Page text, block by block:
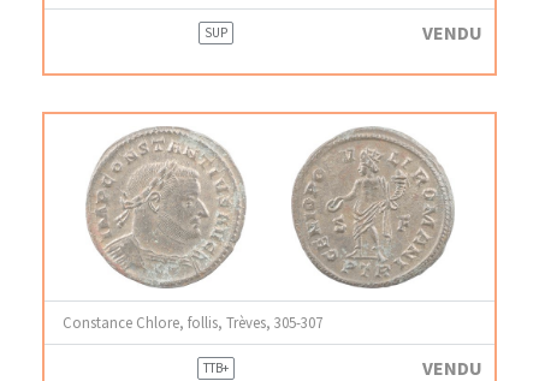
SUP VENDU
Constance Chlore, follis, Trèves, 305-307
TTB+ VENDU